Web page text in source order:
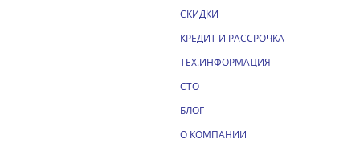
СКИДКИ
КРЕДИТ И РАССРОЧКА
ТЕХ.ИНФОРМАЦИЯ
СТО
БЛОГ
О КОМПАНИИ